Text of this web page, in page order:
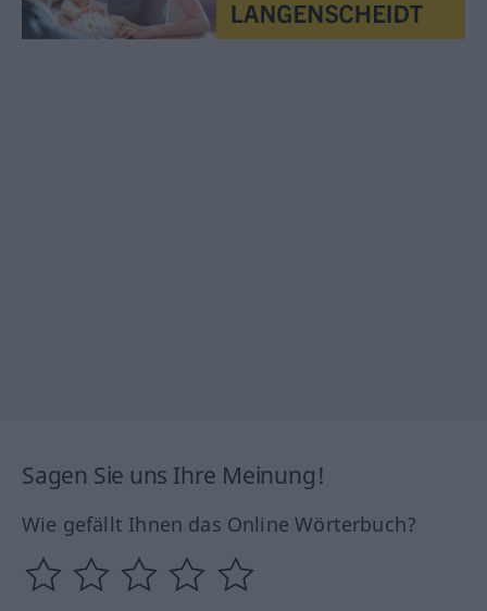
Sagen Sie uns Ihre Meinung!
Wie gefällt Ihnen das Online Wörterbuch?